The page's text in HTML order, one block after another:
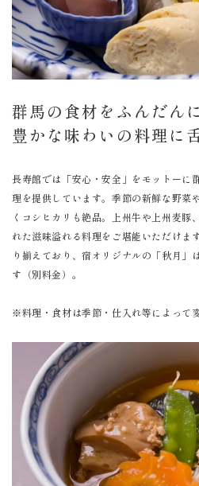
群馬の食材をふんだん
豊かな味わいの料理に
長寿館では「安心・安全」をモットーに
理を提供しています。季節の新鮮な野菜
くコシヒカリも絶品。上州牛や上州麦豚
れた滋味溢れる料理をご堪能いただけま
り揃えており、宿オリジナルの「秋月」
す（別料金）。
※料理・食材は季節・仕入れ等によって変